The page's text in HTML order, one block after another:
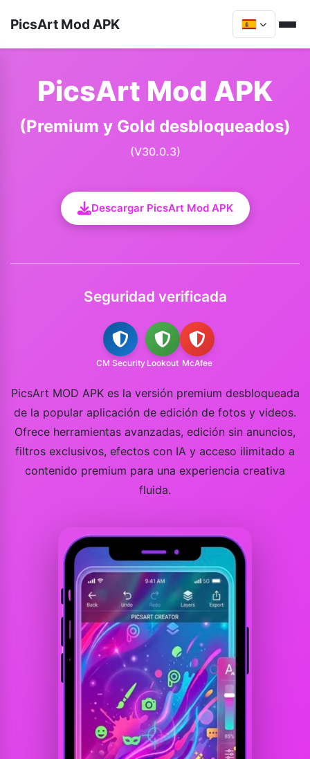
PicsArt Mod APK
PicsArt Mod APK
(Premium y Gold desbloqueados)
(V30.0.3)
Descargar PicsArt Mod APK
Seguridad verificada
CM Security Lookout McAfee
PicsArt MOD APK es la versión premium desbloqueada
de la popular aplicación de edición de fotos y videos.
Ofrece herramientas avanzadas, edición sin anuncios,
filtros exclusivos, efectos con IA y acceso ilimitado a
contenido premium para una experiencia creativa
fluida.